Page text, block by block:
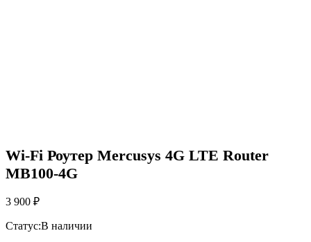
Wi-Fi Роутер Mercusys 4G LTE Router
MB100-4G
3 900 ₽
Статус:В наличии